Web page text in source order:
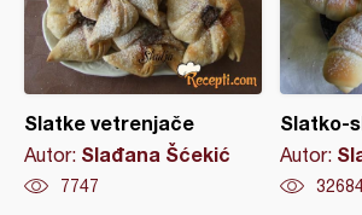
Slatke vetrenjače
Autor: Slađana Šćekić
7747
Slatko-
Autor: